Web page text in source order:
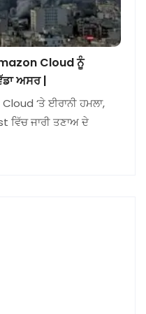
Cloud ਨੂੰ
ਅਸਰ |
‘ਤੇ ਈਰਾਨੀ ਹਮਲਾ,
ਵਿੱਚ ਜਾਰੀ ਤਣਾਅ ਦੇ